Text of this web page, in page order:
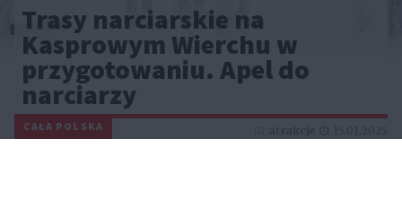
Trasy narciarskie na
Kasprowym Wierchu w
przygotowaniu. Apel do
narciarzy
CAŁA POLSKA